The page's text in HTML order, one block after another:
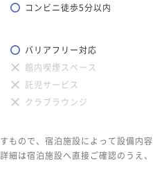
コンビニ徒歩5分以内
バリアフリー対応
館内喫煙スペース
託児サービス
クラブラウンジ
もので、宿泊施設によって設備内容
細は宿泊施設へ直接ご確認のうえ、